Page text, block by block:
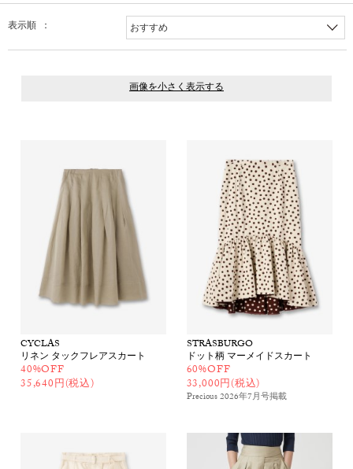
表示順 ：
CYCLAS
リネン タックフレアスカート
40%OFF
35,640円(税込)
STRASBURGO
ドット柄 マーメイドスカート
60%OFF
33,000円(税込)
Precious 2026年7月号掲載